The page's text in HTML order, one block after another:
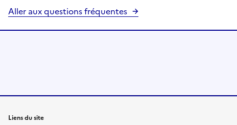
Aller aux questions fréquentes
Liens du site